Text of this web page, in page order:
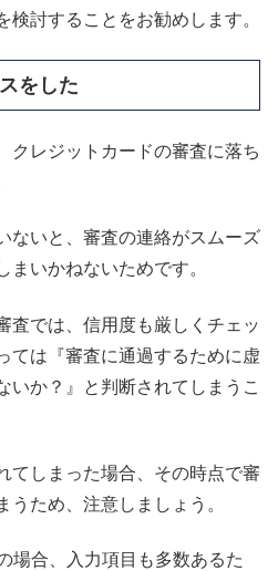
検討することをお勧めします。
をした
クレジットカードの審査に落ち
ないと、審査の連絡がスムーズ
まいかねないためです。
査では、信用度も厳しくチェッ
ては『審査に通過するために虚
いか？』と判断されてしまうこ
てしまった場合、その時点で審
ため、注意しましょう。
場合、入力項目も多数あるた